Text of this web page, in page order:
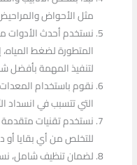
مثل الأحواض
نستخدم أحدث الأدوات
المتطورة لضغط
لتنفيذ المهمة
نقوم باستخدام المعدات
التي تتسبب في انسداد
نستخدم تقنيات متقدمة
للتخلص من أي بقايا أو
لضمان تنظيف شامل،